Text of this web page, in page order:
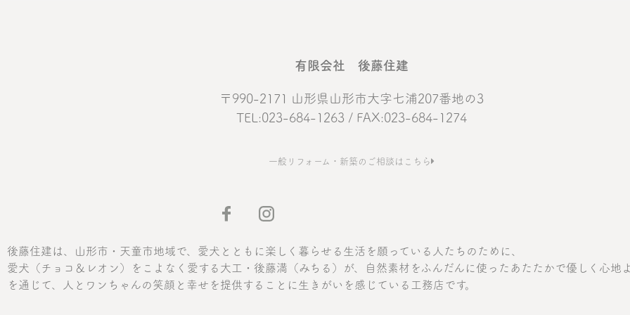
有限会社 後藤住建
〒990-2171 山形県山形市大字七浦207番地の3
TEL:023-684-1263 / FAX:023-684-1274
一般リフォーム・新築のご相談はこちら
後藤住建は、山形市・天童市地域で、愛犬とともに楽しく暮らせる生活を願っている人たちのために、
愛犬（チョコ＆レオン）をこよなく愛する大工・後藤満（みちる）が、自然素材をふんだんに使ったあたたかで優しく心地
を通じて、人とワンちゃんの笑顔と幸せを提供することに生きがいを感じている工務店です。